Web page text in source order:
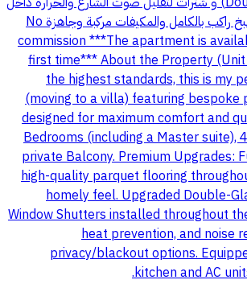
الشقة. التجهيزات: المطبخ راكب بالكامل والمكيفات مركبة وجاهزة No
commission ***The apartment is
first time*** About the Property
the highest standards, this is my
(moving to a villa) featuring bespoke
designed for maximum comfort and
Bedrooms (including a Master suite),
private Balcony. Premium Upgrades:
high-quality parquet flooring
homely feel. Upgraded Double-
Window Shutters installed throughout
heat prevention, and noise
privacy/blackout options.
kitchen and AC